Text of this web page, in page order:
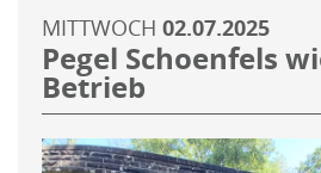
MITTWOCH 02.07.2025
Pegel Schoenfels
Betrieb